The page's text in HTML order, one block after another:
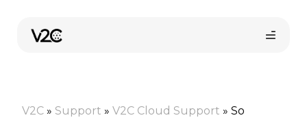
springen
V2C » Support » V2C Cloud Support » So